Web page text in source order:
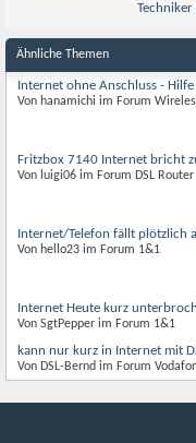
Techniker
Ähnliche Themen
Internet ohne Anschluss -
Von hanamichi im Forum
Fritzbox 7140 Internet bricht
Von luigi06 im Forum DSL Router
Internet/Telefon fällt plötzlich
Von hello23 im Forum 1&1
Internet Heute kurz
Von SgtPepper im Forum 1&1
kann nur kurz in Internet mit
Von DSL-Bernd im Forum